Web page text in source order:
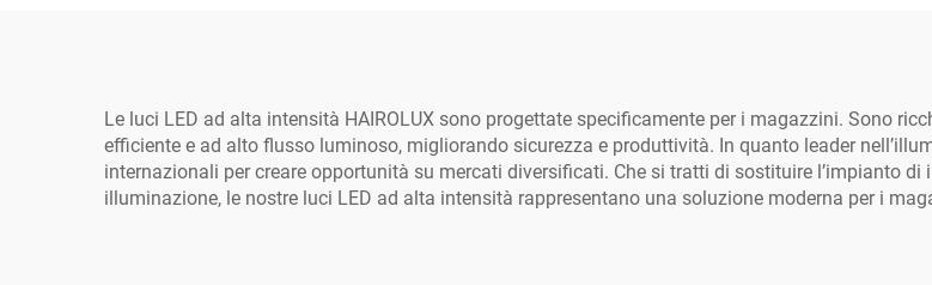
Le luci LED ad alta intensità HAIROLUX sono progettate specificamente per i magazzini. Sono
efficiente e ad alto flusso luminoso, migliorando sicurezza e produttività. In quanto leader
internazionali per creare opportunità su mercati diversificati. Che si tratti di sostituire l’impianto
illuminazione, le nostre luci LED ad alta intensità rappresentano una soluzione moderna per i